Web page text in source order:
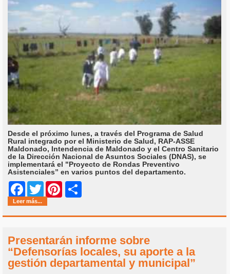
Desde el próximo lunes, a través del Programa de Salud
Rural integrado por el Ministerio de Salud, RAP-ASSE
Maldonado, Intendencia de Maldonado y el Centro Sanitario
de la Dirección Nacional de Asuntos Sociales (DNAS), se
implementará el "Proyecto de Rondas Preventivo
Asistenciales” en varios puntos del departamento.
Facebook
Twitter Pinterest
Leer más...
Presentarán informe sobre
“Defensorías locales, su aporte a la
gestión departamental y municipal”